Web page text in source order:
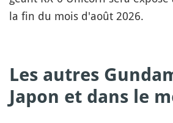
la fin du mois d'août 2026.
Les autres
Japon et dans le